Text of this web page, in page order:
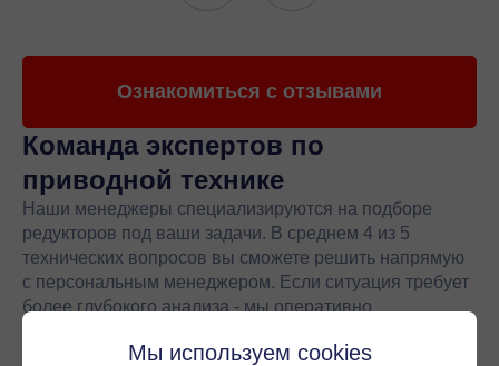
Ознакомиться с отзывами
Команда экспертов по
приводной технике
Наши менеджеры специализируются на подборе
редукторов под ваши задачи. В среднем 4 из 5
технических вопросов вы сможете решить напрямую
с персональным менеджером. Если ситуация требует
более глубокого анализа - мы оперативно
Мы используем cookies